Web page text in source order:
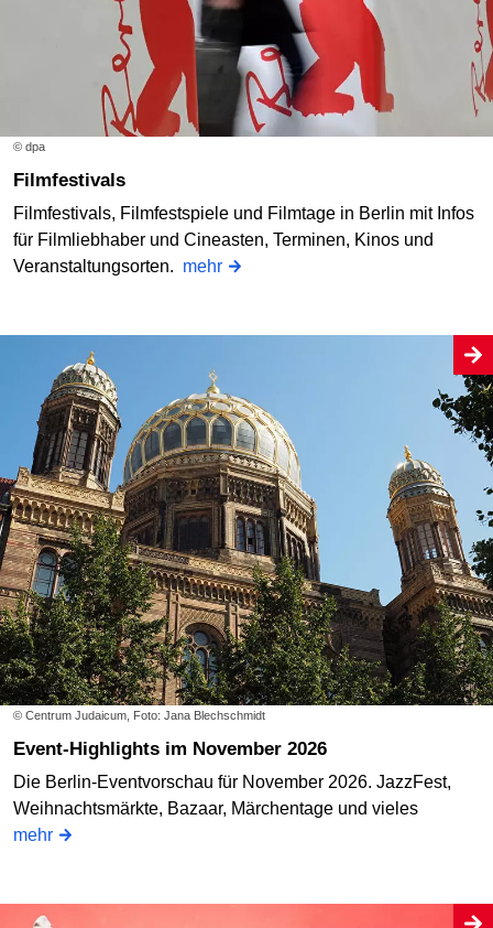
© dpa
Filmfestivals
Filmfestivals, Filmfestspiele und Filmtage in Berlin mit Infos
für Filmliebhaber und Cineasten, Terminen, Kinos und
Veranstaltungsorten. mehr
© Centrum Judaicum, Foto: Jana Blechschmidt
Event-Highlights im November 2026
Die Berlin-Eventvorschau für November 2026. JazzFest,
Weihnachtsmärkte, Bazaar, Märchentage und vieles
mehr